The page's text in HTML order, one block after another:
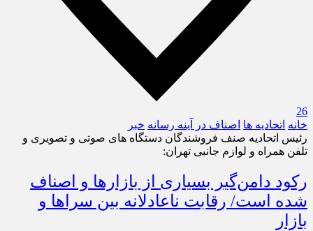
26
خانه اتحادیه ها اصناف در آینه رسانه خبر
رئیس اتحادیه صنف فروشندگان دستگاه های صوتی و تصویری و
تلفن همراه و لوازم جانبی تهران:
رکود دامن‌گیر بسیاری از بازارها و اصناف
شده است/ رقابت ناعادلانه بین سراها و
بازار